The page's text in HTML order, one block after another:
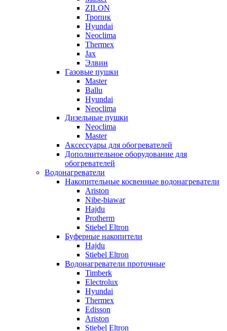
ZILON
Тропик
Hyundai
Neoclima
Thermex
Jax
Элвин
Газовые пушки
Master
Ballu
Hyundai
Neoclima
Дизельные пушки
Neoclima
Master
Аксессуары для обогревателей
Дополнительное оборудование для
обогревателей
Водонагреватели
Накопительные косвенные водонагреватели
Ariston
Nibe-biawar
Hajdu
Protherm
Stiebel Eltron
Буферные накопители
Hajdu
Stiebel Eltron
Водонагреватели проточные
Timberk
Electrolux
Hyundai
Thermex
Edisson
Ariston
Stiebel Eltron